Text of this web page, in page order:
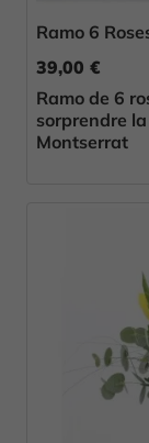
Ramo 6
39,00 €
Ramo de 6
sorprendre
Montserrat